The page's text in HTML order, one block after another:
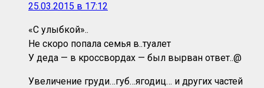
25.03.2015 в 17:12
«С улыбкой»..
Не скоро попала семья в..туалет
У деда — в кроссвордах — был вырван ответ..@
Увеличение груди…губ…ягодиц… и других частей